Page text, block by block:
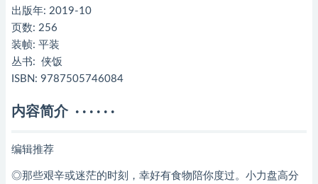
出版年: 2019-10
页数: 256
装帧: 平装
丛书: 侠饭
ISBN: 9787505746084
内容简介 · · · · · ·
编辑推荐
◎那些艰辛或迷茫的时刻，幸好有食物陪你度过。小力盘高分